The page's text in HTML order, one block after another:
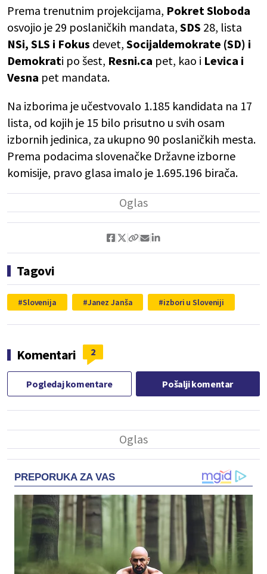
Prema trenutnim projekcijama, Pokret Sloboda
osvojio je 29 poslaničkih mandata, SDS 28, lista
NSi, SLS i Fokus devet, Socijaldemokrate (SD) i
Demokrati po šest, Resni.ca pet, kao i Levica i
Vesna pet mandata.
Na izborima je učestvovalo 1.185 kandidata na 17
lista, od kojih je 15 bilo prisutno u svih osam
izbornih jedinica, za ukupno 90 poslaničkih mesta.
Prema podacima slovenačke Državne izborne
komisije, pravo glasa imalo je 1.695.196 birača.
Tagovi
Slovenija Janez Janša izbori u Sloveniji
Komentari 2
Pogledaj komentare Pošalji komentar
PREPORUKA ZA VAS